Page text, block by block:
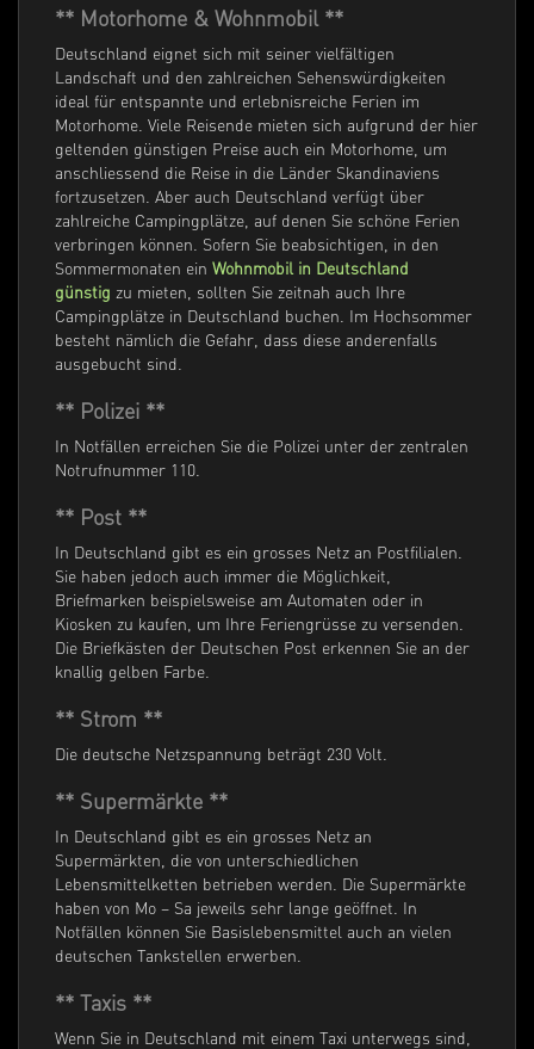
** Motorhome & Wohnmobil **
Deutschland eignet sich mit seiner vielfältigen
Landschaft und den zahlreichen Sehenswürdigkeiten
ideal für entspannte und erlebnisreiche Ferien im
Motorhome. Viele Reisende mieten sich aufgrund der hier
geltenden günstigen Preise auch ein Motorhome, um
anschliessend die Reise in die Länder Skandinaviens
fortzusetzen. Aber auch Deutschland verfügt über
zahlreiche Campingplätze, auf denen Sie schöne Ferien
verbringen können. Sofern Sie beabsichtigen, in den
Sommermonaten ein Wohnmobil in Deutschland
günstig zu mieten, sollten Sie zeitnah auch Ihre
Campingplätze in Deutschland buchen. Im Hochsommer
besteht nämlich die Gefahr, dass diese anderenfalls
ausgebucht sind.
** Polizei **
In Notfällen erreichen Sie die Polizei unter der zentralen
Notrufnummer 110.
** Post **
In Deutschland gibt es ein grosses Netz an Postfilialen.
Sie haben jedoch auch immer die Möglichkeit,
Briefmarken beispielsweise am Automaten oder in
Kiosken zu kaufen, um Ihre Feriengrüsse zu versenden.
Die Briefkästen der Deutschen Post erkennen Sie an der
knallig gelben Farbe.
** Strom **
Die deutsche Netzspannung beträgt 230 Volt.
** Supermärkte **
In Deutschland gibt es ein grosses Netz an
Supermärkten, die von unterschiedlichen
Lebensmittelketten betrieben werden. Die Supermärkte
haben von Mo – Sa jeweils sehr lange geöffnet. In
Notfällen können Sie Basislebensmittel auch an vielen
deutschen Tankstellen erwerben.
** Taxis **
Wenn Sie in Deutschland mit einem Taxi unterwegs sind,